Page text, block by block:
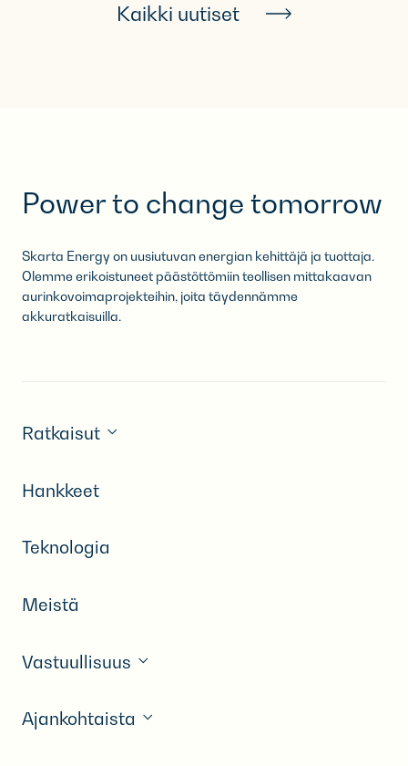
Kaikki uutiset
Power to change tomorrow
Skarta Energy on uusiutuvan energian kehittäjä ja tuottaja.
Olemme erikoistuneet päästöttömiin teollisen mittakaavan
aurinkovoimaprojekteihin,​ joita täydennämme
akkuratkaisuilla.​
Ratkaisut
Hankkeet
Teknologia
Meistä
Vastuullisuus
Ajankohtaista